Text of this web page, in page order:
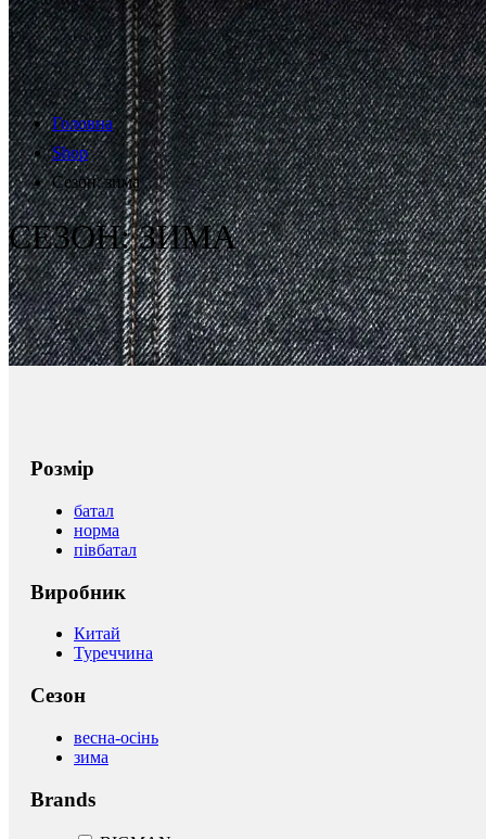
Головна
Shop
Сезон: зима
СЕЗОН: ЗИМА
Розмір
батал
норма
півбатал
Виробник
Китай
Туреччина
Сезон
весна-осінь
зима
Brands